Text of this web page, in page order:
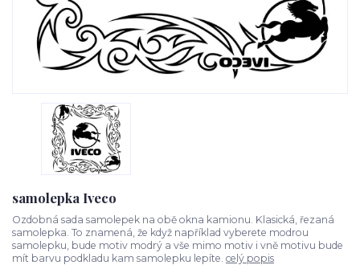
samolepka Iveco
Ozdobná sada samolepek na obě okna kamionu. Klasická, řezaná
samolepka. To znamená, že když například vyberete modrou
samolepku, bude motiv modrý a vše mimo motiv i vně motivu bude
mít barvu podkladu kam samolepku lepíte. celý popis